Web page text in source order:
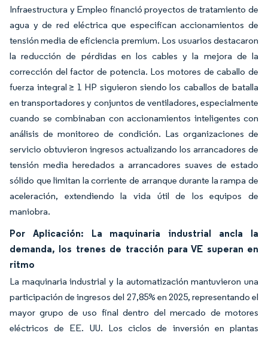
Infraestructura y Empleo financió proyectos de tratamiento de
agua y de red eléctrica que especifican accionamientos de
tensión media de eficiencia premium. Los usuarios destacaron
la reducción de pérdidas en los cables y la mejora de la
corrección del factor de potencia. Los motores de caballo de
fuerza integral ≥ 1 HP siguieron siendo los caballos de batalla
en transportadores y conjuntos de ventiladores, especialmente
cuando se combinaban con accionamientos inteligentes con
análisis de monitoreo de condición. Las organizaciones de
servicio obtuvieron ingresos actualizando los arrancadores de
tensión media heredados a arrancadores suaves de estado
sólido que limitan la corriente de arranque durante la rampa de
aceleración, extendiendo la vida útil de los equipos de
maniobra.
Por Aplicación: La maquinaria industrial ancla la
demanda, los trenes de tracción para VE superan en
ritmo
La maquinaria industrial y la automatización mantuvieron una
participación de ingresos del 27,85% en 2025, representando el
mayor grupo de uso final dentro del mercado de motores
eléctricos de EE. UU. Los ciclos de inversión en plantas